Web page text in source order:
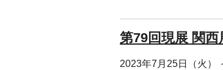
第79回現展 関西
2023年7月25日（火）